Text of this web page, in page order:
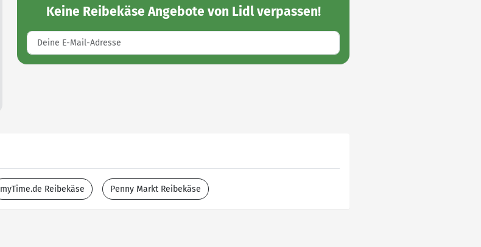
Keine Reibekäse Angebote von Lidlverpassen!
myTime.de Reibekäse Penny Markt Reibekäse